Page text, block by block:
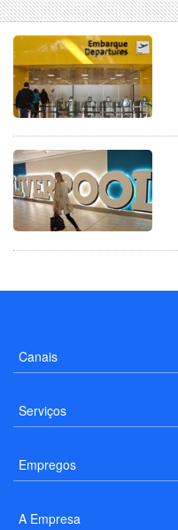
Canais
Serviços
Empregos
A Empresa